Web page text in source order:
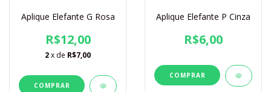
Aplique Elefante G Rosa
R$12,00
2x de R$7,00
Aplique Elefante P Cinza
R$6,00